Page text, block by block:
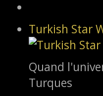
Turkish Star
Quand
Turques